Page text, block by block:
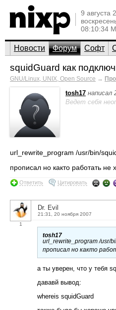
9 августа
08:10:34
Новости Форум Софт
squidGuard как
GNU/Linux, UNIX, Open Source →
tosh17 написал
Ведет себя
url_rewrite_program /usr/bin/
прописал но както работать не
Ответить Цитировать
1
Dr. Evil
21:31, 20 ноября 2007
tosh17
url_rewrite_program /usr/
прописал но както
а ты уверен, что у тебя
дававй вывод:
whereis squidGuard